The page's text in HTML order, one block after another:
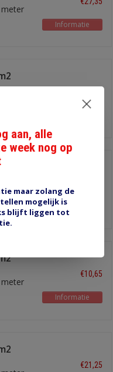
meter
Informatie
Informatie
meter
€10,65
Informatie
€21,25
aan, alle
week nog op
maar zolang de
mogelijk is
blijft liggen tot